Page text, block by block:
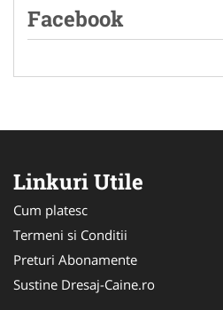
Facebook
Linkuri Utile
Cum platesc
Termeni si Conditii
Preturi Abonamente
Sustine Dresaj-Caine.ro